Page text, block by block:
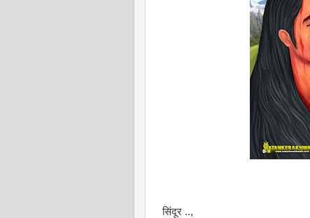
सिंदूर ..,